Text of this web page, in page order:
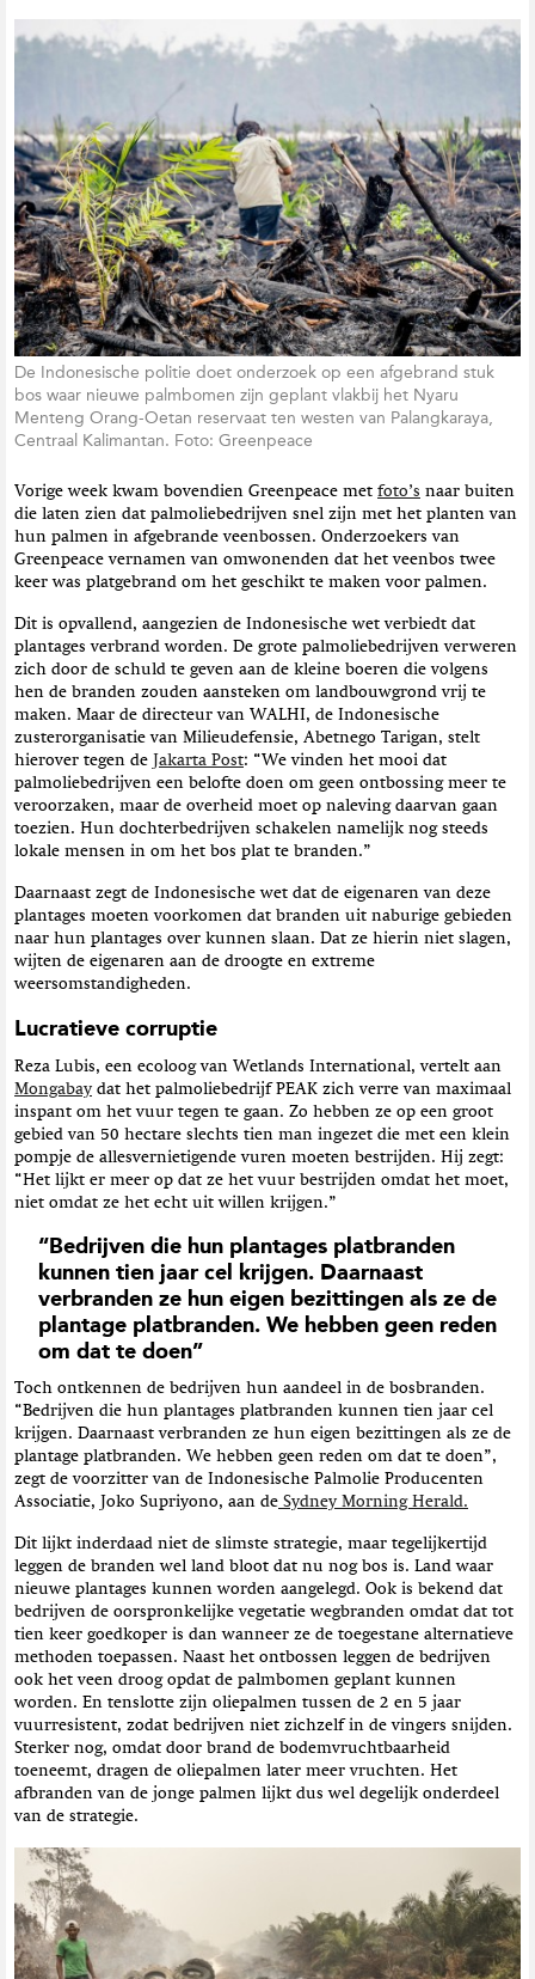
De Indonesische politie doet onderzoek op een afgebrand stuk
bos waar nieuwe palmbomen zijn geplant vlakbij het Nyaru
Menteng Orang-Oetan reservaat ten westen van Palangkaraya,
Centraal Kalimantan. Foto: Greenpeace
Vorige week kwam bovendien Greenpeace met foto’s naar buiten
die laten zien dat palmoliebedrijven snel zijn met het planten van
hun palmen in afgebrande veenbossen. Onderzoekers van
Greenpeace vernamen van omwonenden dat het veenbos twee
keer was platgebrand om het geschikt te maken voor palmen.
Dit is opvallend, aangezien de Indonesische wet verbiedt dat
plantages verbrand worden. De grote palmoliebedrijven verweren
zich door de schuld te geven aan de kleine boeren die volgens
hen de branden zouden aansteken om landbouwgrond vrij te
maken. Maar de directeur van WALHI, de Indonesische
zusterorganisatie van Milieudefensie, Abetnego Tarigan, stelt
hierover tegen de
Jakarta Post: “We vinden het mooi dat
palmoliebedrijven een belofte doen om geen ontbossing meer te
veroorzaken, maar de overheid moet op naleving daarvan gaan
toezien. Hun dochterbedrijven schakelen namelijk nog steeds
lokale mensen in om het bos plat te branden.”
Daarnaast zegt de Indonesische wet dat de eigenaren van deze
plantages moeten voorkomen dat branden uit naburige gebieden
naar hun plantages over kunnen slaan. Dat ze hierin niet slagen,
wijten de eigenaren aan de droogte en extreme
weersomstandigheden.
Lucratieve corruptie
Reza Lubis, een ecoloog van Wetlands International, vertelt aan
Mongabay dat het palmoliebedrijf PEAK zich verre van maximaal
inspant om het vuur tegen te gaan. Zo hebben ze op een groot
gebied van 50 hectare slechts tien man ingezet die met een klein
pompje de allesvernietigende vuren moeten bestrijden. Hij zegt:
“Het lijkt er meer op dat ze het vuur bestrijden omdat het moet,
niet omdat ze het echt uit willen krijgen.”
“Bedrijven die hun plantages platbranden
kunnen tien jaar cel krijgen. Daarnaast
verbranden ze hun eigen bezittingen als ze de
plantage platbranden. We hebben geen reden
om dat te doen”
Toch ontkennen de bedrijven hun aandeel in de bosbranden.
“Bedrijven die hun plantages platbranden kunnen tien jaar cel
krijgen. Daarnaast verbranden ze hun eigen bezittingen als ze de
plantage platbranden. We hebben geen reden om dat te doen”,
zegt de voorzitter van de Indonesische Palmolie Producenten
Associatie, Joko Supriyono, aan de Sydney Morning Herald.
Dit lijkt inderdaad niet de slimste strategie, maar tegelijkertijd
leggen de branden wel land bloot dat nu nog bos is. Land waar
nieuwe plantages kunnen worden aangelegd. Ook is bekend dat
bedrijven de oorspronkelijke vegetatie wegbranden omdat dat tot
tien keer goedkoper is dan wanneer ze de toegestane alternatieve
methoden toepassen. Naast het ontbossen leggen de bedrijven
ook het veen droog opdat de palmbomen geplant kunnen
worden. En tenslotte zijn oliepalmen tussen de 2 en 5 jaar
vuurresistent, zodat bedrijven niet zichzelf in de vingers snijden.
Sterker nog, omdat door brand de bodemvruchtbaarheid
toeneemt, dragen de oliepalmen later meer vruchten. Het
afbranden van de jonge palmen lijkt dus wel degelijk onderdeel
van de strategie.